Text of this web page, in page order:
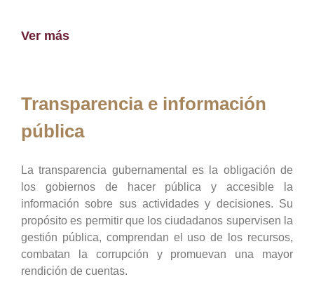
Ver más
Transparencia e información
pública
La transparencia gubernamental es la obligación de
los gobiernos de hacer pública y accesible la
información sobre sus actividades y decisiones. Su
propósito es permitir que los ciudadanos supervisen la
gestión pública, comprendan el uso de los recursos,
combatan la corrupción y promuevan una mayor
rendición de cuentas.